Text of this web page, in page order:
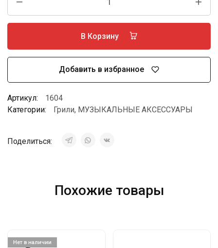
В Корзину
Добавить в избранное
Артикул:
1604
Категории:
Грили, МУЗЫКАЛЬНЫЕ АКСЕССУАРЫ
Поделиться:
Похожие товары
Нет в наличии